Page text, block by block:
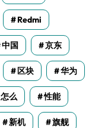
Redmi
中国 京东
区块 华为
怎么 性能
新机 旗舰